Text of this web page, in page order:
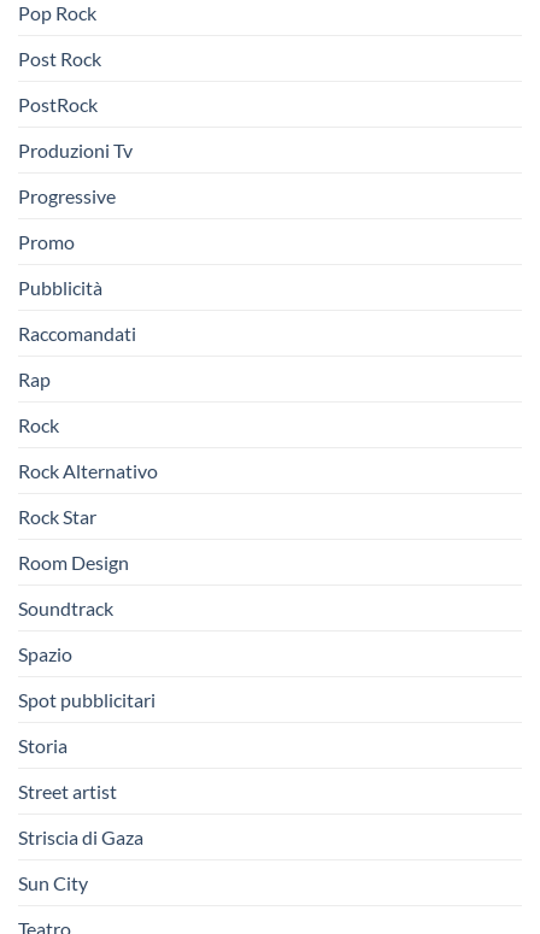
Pop Rock
Post Rock
PostRock
Produzioni Tv
Progressive
Promo
Pubblicità
Raccomandati
Rap
Rock
Rock Alternativo
Rock Star
Room Design
Soundtrack
Spazio
Spot pubblicitari
Storia
Street artist
Striscia di Gaza
Sun City
Teatro